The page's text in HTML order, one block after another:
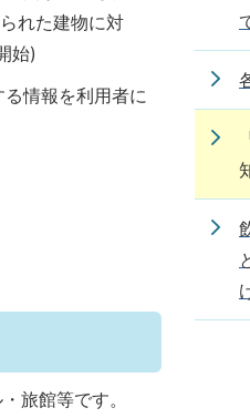
れた建物に対
始)
情報を利用者に
旅館等です。